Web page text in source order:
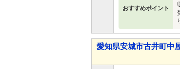
おすすめポイント
愛知県安城市古井町中